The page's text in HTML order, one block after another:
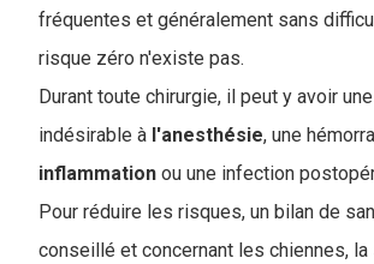
fréquentes et généralement sans
risque zéro n'existe pas.
Durant toute chirurgie, il peut y avoir
indésirable à l'anesthésie, une
inflammation ou une infection
Pour réduire les risques, un bilan de
conseillé et concernant les chiennes,